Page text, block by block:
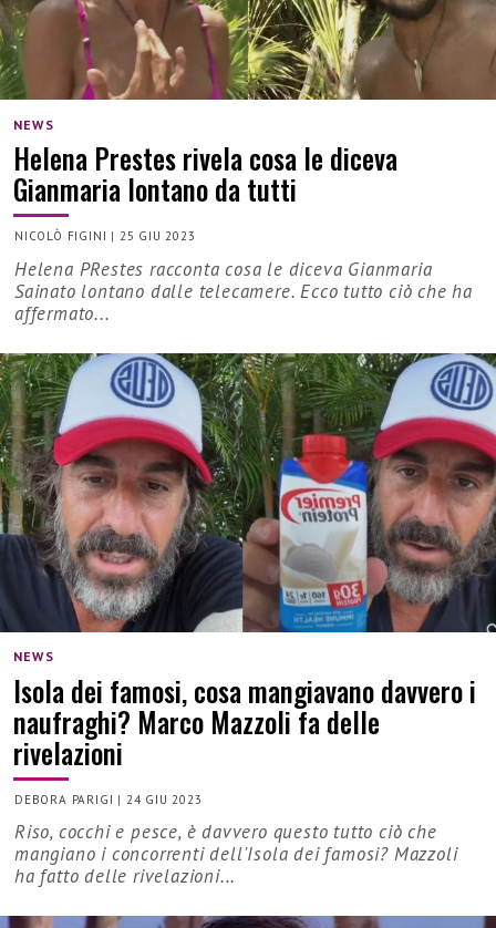
NEWS
Helena Prestes rivela cosa le diceva
Gianmaria lontano da tutti
NICOLÒ FIGINI | 25 GIU 2023
Helena PRestes racconta cosa le diceva Gianmaria
Sainato lontano dalle telecamere. Ecco tutto ciò che ha
affermato...
NEWS
Isola dei famosi, cosa mangiavano davvero i
naufraghi? Marco Mazzoli fa delle
rivelazioni
DEBORA PARIGI | 24 GIU 2023
Riso, cocchi e pesce, è davvero questo tutto ciò che
mangiano i concorrenti dell'Isola dei famosi? Mazzoli
ha fatto delle rivelazioni...